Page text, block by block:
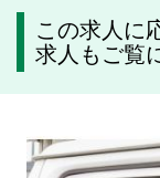
この求人に
求人もご覧